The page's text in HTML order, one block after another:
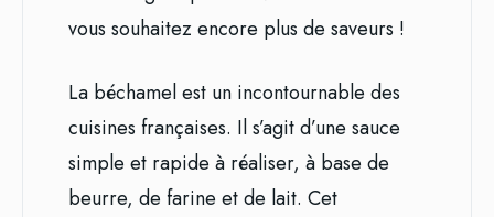
vous souhaitez encore plus de saveurs !
La béchamel est un incontournable des
cuisines françaises. Il s’agit d’une sauce
simple et rapide à réaliser, à base de
beurre, de farine et de lait. Cet